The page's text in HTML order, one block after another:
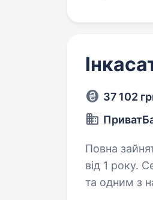
37 102
Повна
від 1 року. Середня освіта.
та одним з